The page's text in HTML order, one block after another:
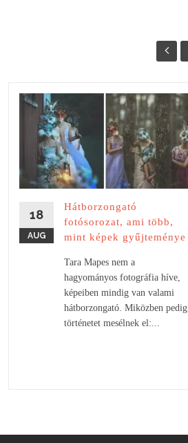
18
AUG
Hátborzongató
fotósorozat, ami több,
mint képek gyűjteménye
Tara Mapes nem a
hagyományos fotográfia híve,
képeiben mindig van valami
hátborzongató. Miközben pedig
történetet mesélnek el:...